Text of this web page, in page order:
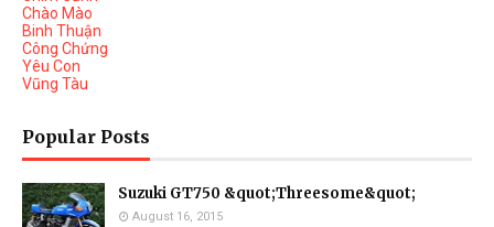
Chào Mào
Binh Thuận
Công Chứng
Yêu Con
Vũng Tàu
Popular Posts
Suzuki GT750 &quot;Threesome&quot;
August 16, 2015